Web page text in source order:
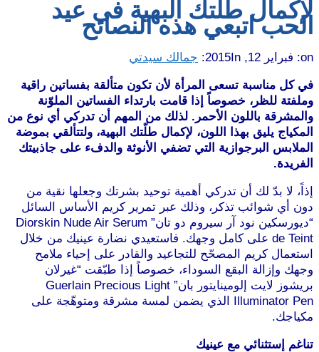
لإكمال طلّتك البهية في عيد
الحب اتبعي هذه النصائح
on: فبراير 12, 2015 In: جمالك سيدتي
في كل مناسبة تسعى المرأة لأن تكون متألقة بفساتين راقية
وملفتة للظر، خصوصاً إذا قامت بارتداء الفساتين الملوّنة
والمشرقة باللون الأحمر. لذلك من المهم أن تدركي أي نوع من
المكياج يليق بهذا اللون، لإكمال طلّتك البهية، ولتتألقي بموضة
الملابس البرجوازية التي تضفي الأنوثة والدفء على جاذبيتك
الفريدة.
إذاً، لا بدّ لك أن تدركي أهمية توحيد بشرتك وجعلها نقية من
دون أي شوائب تذكر، وذلك عبر تمرير كريم الأساس السائل
“ديورسكين نود آر سيروم دو تان” Diorskin Nude Air Serum
de Teint على كامل وجهك. فاستعيدي نضارة عينيك من خلال
استعمال كريم المصحّح للتجاعيد والقادر على إحياء ملامح
وجهك وإزالة البقع السوداء، خصوصاً إذا طبّقت “غيرلان
بريشوز لايت إلومينايتور بان” Guerlain Precious Light
Illuminator Pen الذي يضمن لمسة مشرقة ومتوهّجة على
مكياجك.
تناغم إستثنائي مع عينيك